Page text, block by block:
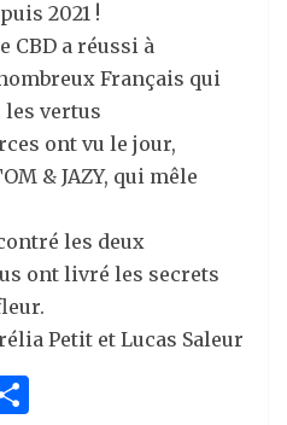
2021 !
CBD a réussi à
Français qui
les vertus
ont vu le jour,
& JAZY, qui mêle
les deux
ont livré les secrets
Petit et Lucas Saleur